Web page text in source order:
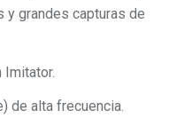
y grandes capturas de
Imitator.
de alta frecuencia.